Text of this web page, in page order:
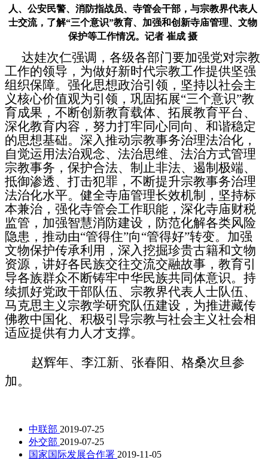
人、公安民警、消防指战员、寺管会干部，与宗教界代表人
士交流，了解“三个意识”教育、加强和创新寺庙管理、文物
保护等工作情况。记者 崔成 摄
达娃次仁强调，各级各部门要加强党对宗教
工作的领导，为做好新时代宗教工作提供坚强
组织保障。强化思想政治引领，坚持以社会主
义核心价值观为引领，巩固拓展“三个意识”教
育成果，不断创新教育载体、拓展教育平台、
深化教育内容，努力打牢同心同向、和谐稳定
的思想基础。深入推动宗教事务治理法治化，
自觉运用法治观念、法治思维、法治方式管理
宗教事务，保护合法、制止非法、遏制极端、
抵御渗透、打击犯罪，不断提升宗教事务治理
法治化水平。健全寺庙管理长效机制，坚持标
本兼治，强化寺管会工作职能，深化寺庙财税
监管，加强智慧消防建设，防范化解各类风险
隐患，推动由“管得住”向“管得好”转变。加强
文物保护传承利用，深入挖掘珍贵古籍和文物
资源，讲好各民族交往交流交融故事，教育引
导各族群众不断铸牢中华民族共同体意识。持
续抓好党政干部队伍、宗教界代表人士队伍、
马克思主义宗教学研究队伍建设，为推进藏传
佛教中国化、积极引导宗教与社会主义社会相
适应提供有力人才支撑。
赵辉年、李江新、张春阳、格桑次旦参
加。
中联部 2019-07-25
外交部 2019-07-25
国家国际发展合作署 2019-11-05